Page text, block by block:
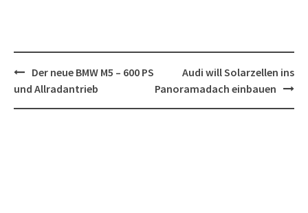
Post
navigation
Der neue BMW M5 – 600 PS
und Allradantrieb
Audi will Solarzellen ins
Panoramadach einbauen